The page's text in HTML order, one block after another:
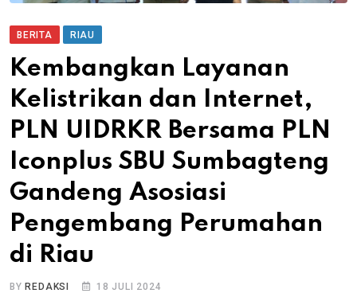
BERITA RIAU
Kembangkan Layanan
Kelistrikan dan Internet,
PLN UIDRKR Bersama PLN
Iconplus SBU Sumbagteng
Gandeng Asosiasi
Pengembang Perumahan
di Riau
BYREDAKSI 18 JULI 2024